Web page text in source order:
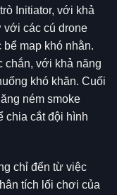
Initiator, với khả
với các cú drone
map khó nhằn.
chắn, với khả năng
khó khăn. Cuối
ném smoke
chia cắt đội hình
chỉ đến từ việc
tích lối chơi của